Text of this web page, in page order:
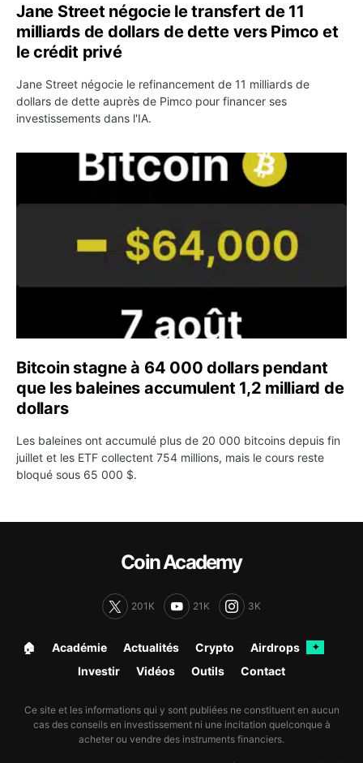
Jane Street négocie le transfert de 11
milliards de dollars de dette vers Pimco et
le crédit privé
Jane Street négocie le refinancement de 11 milliards de
dollars de dette auprès de Pimco pour financer ses
investissements dans l'IA.
Bitcoin stagne à 64 000 dollars pendant que les
Bitcoin stagne à 64 000 dollars pendant
que les baleines accumulent 1,2 milliard de
dollars
Les baleines ont accumulé plus de 20 000 bitcoins depuis fin
juillet et les ETF collectent 754 millions, mais le cours reste
bloqué sous 65 000 $.
Coin Academy
201K 21K 3K
🏠︎ Académie Actualités Crypto Airdrops ✦
Investir Vidéos Outils Contact
Ce site et les informations qui y sont publiées ne constituent en aucun
cas des conseils en investissement ni une incitation quelconque à
acheter ou vendre des instruments financiers.